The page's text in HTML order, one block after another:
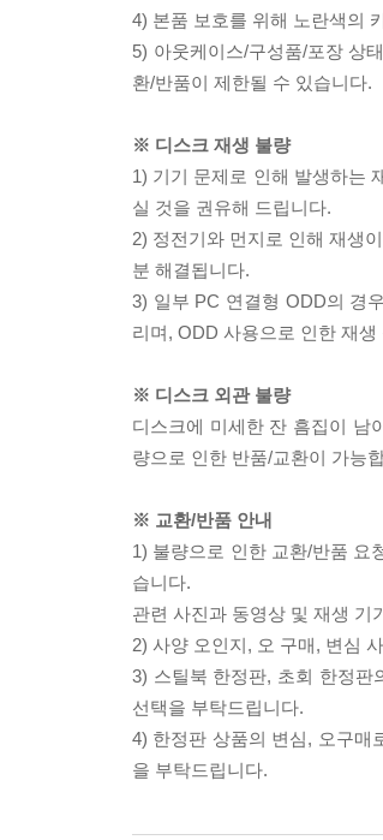
4) 본품 보호를 위해 노란색의
5) 아웃케이스/구성품/포장 상
환/반품이 제한될 수 있습니다.
※ 디스크 재생 불량
1) 기기 문제로 인해 발생하는
실 것을 권유해 드립니다.
2) 정전기와 먼지로 인해 재생
분 해결됩니다.
3) 일부 PC 연결형 ODD의 경
리며, ODD 사용으로 인한 재
※ 디스크 외관 불량
디스크에 미세한 잔 흠집이 남
량으로 인한 반품/교환이 가능
※ 교환/반품 안내
1) 불량으로 인한 교환/반품 요
습니다.
관련 사진과 동영상 및 재생 기
2) 사양 오인지, 오 구매, 변심
3) 스틸북 한정판, 초회 한정판
선택을 부탁드립니다.
4) 한정판 상품의 변심, 오구매
을 부탁드립니다.